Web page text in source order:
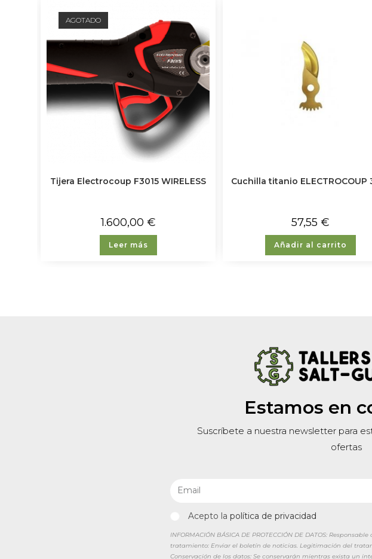
AGOTADO
Tijera Electrocoup F3015 WIRELESS
1.600,00 €
Leer más
Cuchilla titanio ELECTROCOUP
57,55 €
Añadir al carrito
Estamos en
Suscríbete a nuestra newsletter para
ofertas
Acepto la política de privacidad
INFORMACIÓN BÁSICA DE PROTECCIÓN DE DATOS:
tratamiento: Enviar el boletín de noticias. Legitimación del
Conservación de los datos: Se conservarán mientras exista un